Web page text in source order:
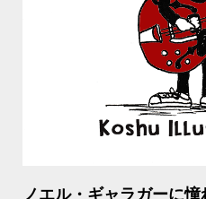
ノエル・ギャラガーに憧